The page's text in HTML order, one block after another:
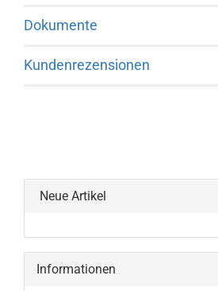
Dokumente
Kundenrezensionen
Neue Artikel
Informationen